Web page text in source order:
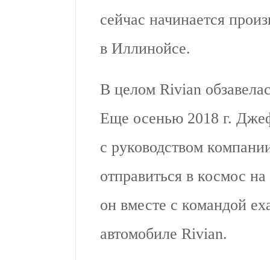
сейчас начинается
в Иллинойсе.
В целом Rivian
Еще осенью 2018 г.
с руководством
отправиться в космос
он вместе с командой
автомобиле Rivian.